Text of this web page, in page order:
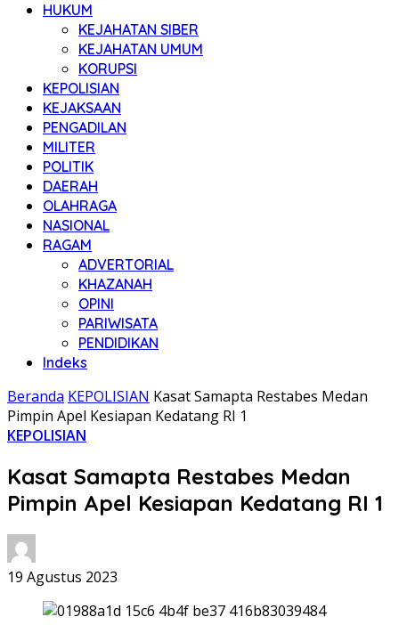
HUKUM
KEJAHATAN SIBER
KEJAHATAN UMUM
KORUPSI
KEPOLISIAN
KEJAKSAAN
PENGADILAN
MILITER
POLITIK
DAERAH
OLAHRAGA
NASIONAL
RAGAM
ADVERTORIAL
KHAZANAH
OPINI
PARIWISATA
PENDIDIKAN
Indeks
Beranda KEPOLISIAN Kasat Samapta Restabes Medan
Pimpin Apel Kesiapan Kedatang RI 1
KEPOLISIAN
Kasat Samapta Restabes Medan
Pimpin Apel Kesiapan Kedatang RI 1
19 Agustus 2023